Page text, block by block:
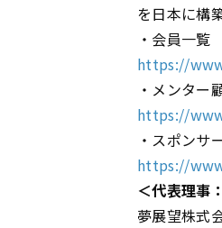
を日本に構
・会員一覧
https://
・メンター
https://
・スポンサ
https://
＜代表理事
夢展望株式